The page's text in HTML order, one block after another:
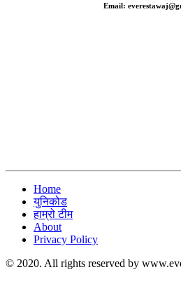
Email:
Home
युनिकोड
हाम्रो टीम
About
Privacy Policy
© 2020. All rights reserved by